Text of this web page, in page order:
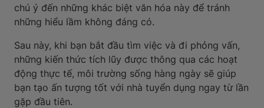
chú ý đến những khác biệt văn hóa này để tránh
những hiểu lầm không đáng có.
Sau này, khi bạn bắt đầu tìm việc và đi phỏng vấn,
những kiến thức tích lũy được thông qua các hoạt
động thực tế, môi trường sống hàng ngày sẽ giúp
bạn tạo ấn tượng tốt với nhà tuyển dụng ngay từ lần
gặp đầu tiên.